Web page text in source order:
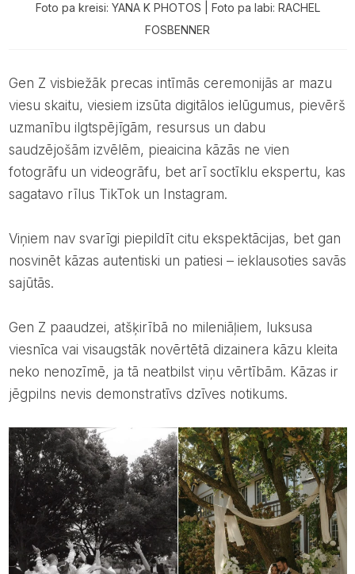
Foto pa kreisi: YANA K PHOTOS | Foto pa labi: RACHEL
FOSBENNER
Gen Z visbiežāk precas intīmās ceremonijās ar mazu
viesu skaitu, viesiem izsūta digitālos ielūgumus, pievērš
uzmanību ilgtspējīgām, resursus un dabu
saudzējošām izvēlēm, pieaicina kāzās ne vien
fotogrāfu un videogrāfu, bet arī soctīklu ekspertu, kas
sagatavo rīlus TikTok un Instagram.
Viņiem nav svarīgi piepildīt citu ekspektācijas, bet gan
nosvinēt kāzas autentiski un patiesi – ieklausoties savās
sajūtās.
Gen Z paaudzei, atšķirībā no mileniāļiem, luksusa
viesnīca vai visaugstāk novērtētā dizainera kāzu kleita
neko nenozīmē, ja tā neatbilst viņu vērtībām. Kāzas ir
jēgpilns nevis demonstratīvs dzīves notikums.